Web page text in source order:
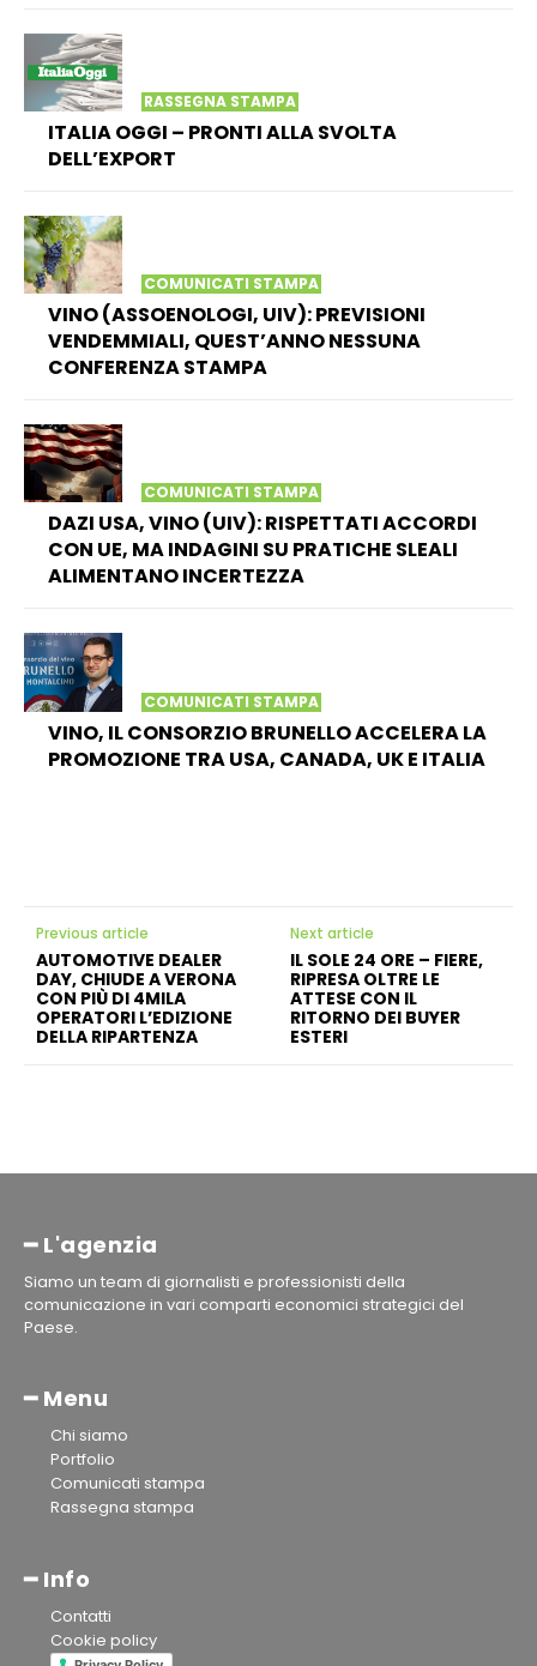
RASSEGNA STAMPA
ITALIA OGGI – PRONTI ALLA SVOLTA
DELL’EXPORT
COMUNICATI STAMPA
VINO (ASSOENOLOGI, UIV): PREVISIONI
VENDEMMIALI, QUEST’ANNO NESSUNA
CONFERENZA STAMPA
COMUNICATI STAMPA
DAZI USA, VINO (UIV): RISPETTATI ACCORDI
CON UE, MA INDAGINI SU PRATICHE SLEALI
ALIMENTANO INCERTEZZA
COMUNICATI STAMPA
VINO, IL CONSORZIO BRUNELLO ACCELERA LA
PROMOZIONE TRA USA, CANADA, UK E ITALIA
Previous article
AUTOMOTIVE DEALER
DAY, CHIUDE A VERONA
CON PIÙ DI 4MILA
OPERATORI L’EDIZIONE
DELLA RIPARTENZA
Next article
IL SOLE 24 ORE – FIERE,
RIPRESA OLTRE LE
ATTESE CON IL
RITORNO DEI BUYER
ESTERI
━ L'agenzia
Siamo un team di giornalisti e professionisti della
comunicazione in vari comparti economici strategici del
Paese.
━ Menu
Chi siamo
Portfolio
Comunicati stampa
Rassegna stampa
━ Info
Contatti
Cookie policy